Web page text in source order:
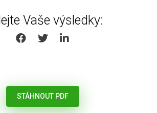
Vaše výsledky:
SHARE ON FACEBOOK
SHARE ON TWITTER
SHARE ON LINKEDIN
STÁHNOUT PDF